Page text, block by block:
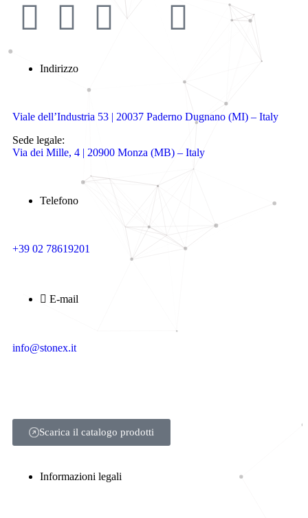
Indirizzo
Viale dell’Industria 53 | 20037 Paderno Dugnano (MI) – Italy
Sede legale:
Via dei Mille, 4 | 20900 Monza (MB) – Italy
Telefono
+39 02 78619201
E-mail
info@stonex.it
Scarica il catalogo prodotti
Informazioni legali